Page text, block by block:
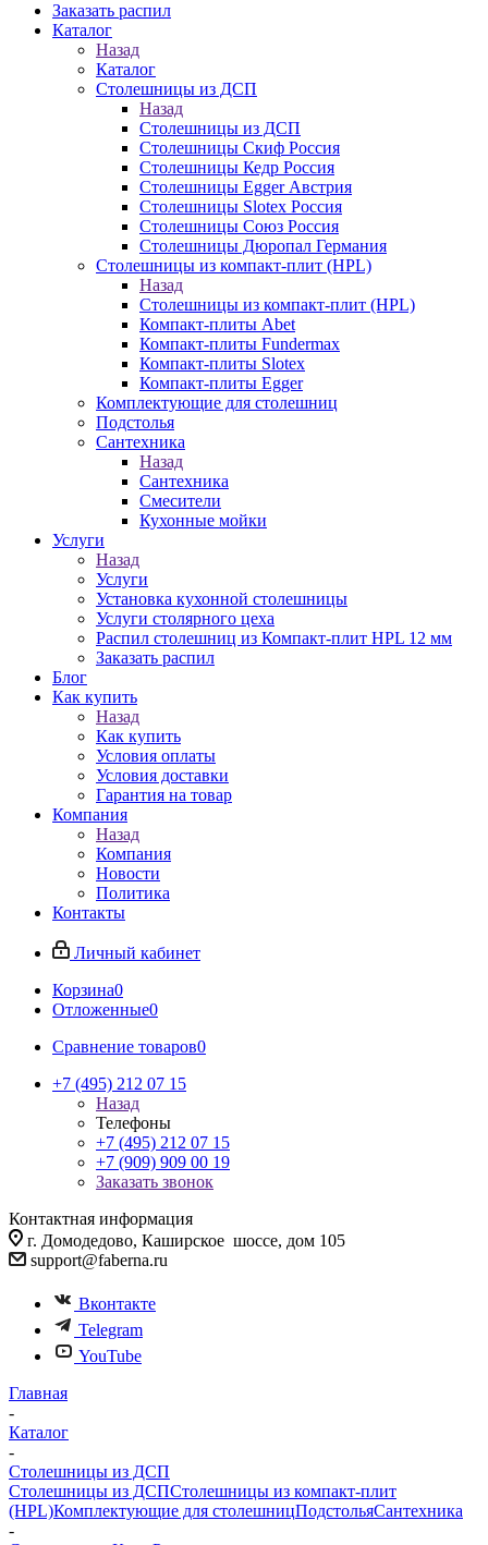
Заказать распил
Каталог
Назад
Каталог
Столешницы из ДСП
Назад
Столешницы из ДСП
Столешницы Скиф Россия
Столешницы Кедр Россия
Столешницы Egger Австрия
Столешницы Slotex Россия
Столешницы Союз Россия
Столешницы Дюропал Германия
Столешницы из компакт-плит (HPL)
Назад
Столешницы из компакт-плит (HPL)
Компакт-плиты Abet
Компакт-плиты Fundermax
Компакт-плиты Slotex
Компакт-плиты Egger
Комплектующие для столешниц
Подстолья
Сантехника
Назад
Сантехника
Смесители
Кухонные мойки
Услуги
Назад
Услуги
Установка кухонной столешницы
Услуги столярного цеха
Распил столешниц из Компакт-плит HPL 12 мм
Заказать распил
Блог
Как купить
Назад
Как купить
Условия оплаты
Условия доставки
Гарантия на товар
Компания
Назад
Компания
Новости
Политика
Контакты
Личный кабинет
Корзина0
Отложенные0
Сравнение товаров0
+7 (495) 212 07 15
Назад
Телефоны
+7 (495) 212 07 15
+7 (909) 909 00 19
Заказать звонок
Контактная информация
г. Домодедово, Каширское шоссе, дом 105
support@faberna.ru
Вконтакте
Telegram
YouTube
Главная
-
Каталог
-
Столешницы из ДСП
Столешницы из ДСПСтолешницы из компакт-плит
(HPL)Комплектующие для столешницПодстольяСантехника
-